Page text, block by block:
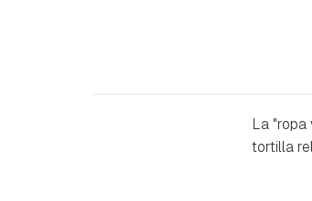
La "ropa
tortilla